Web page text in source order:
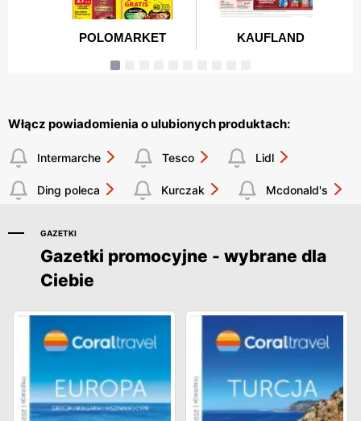
Włącz powiadomienia o ulubionych produktach:
Intermarche Tesco Lidl
Ding poleca Kurczak Mcdonald's
GAZETKI
Gazetki promocyjne - wybrane dla
Ciebie